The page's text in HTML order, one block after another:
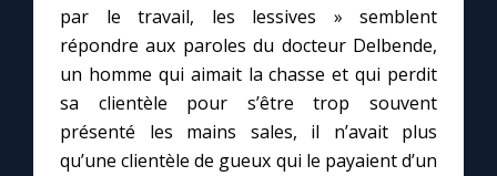
Faire un don
Marie de Nazareth
par le travail, les lessives » semblent
répondre aux paroles du docteur Delbende,
un homme qui aimait la chasse et qui perdit
sa clientèle pour s’être trop souvent
présenté les mains sales, il n’avait plus
qu’une clientèle de gueux qui le payaient d’un